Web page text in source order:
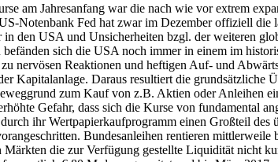
am Jahresanfang war die nach wie vor extrem
Notenbank Fed hat zwar im Dezember offiziell
den USA und Unsicherheiten bzgl. der weiteren
sich die USA noch immer in einem im
nervösen Reaktionen und heftigen Auf- und
Kapitalanlage. Daraus resultiert die
zum Kauf von z.B. Aktien oder Anleihen
Gefahr, dass sich die Kurse von fundamental
ihr Wertpapierkaufprogramm einen Großteil
Bundesanleihen rentieren
die zur Verfügung gestellte Liquidität nicht